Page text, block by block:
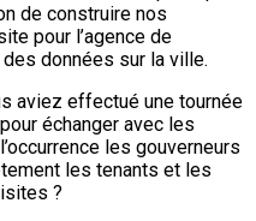
de construire nos
pour l’agence de
données sur la ville.
aviez effectué une tournée
échanger avec les
les gouverneurs
les tenants et les
?